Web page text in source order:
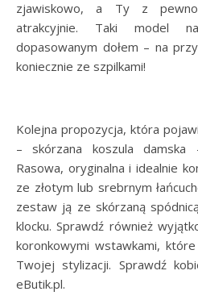
zjawiskowo, a Ty z
atrakcyjnie. Taki model
dopasowanym dołem – na
koniecznie ze szpilkami!
Kolejna propozycja, która
– skórzana koszula
Rasowa, oryginalna i idealnie
ze złotym lub srebrnym
zestaw ją ze skórzaną
klocku. Sprawdź również
koronkowymi wstawkami,
Twojej stylizacji. Sprawdź
eButik.pl.